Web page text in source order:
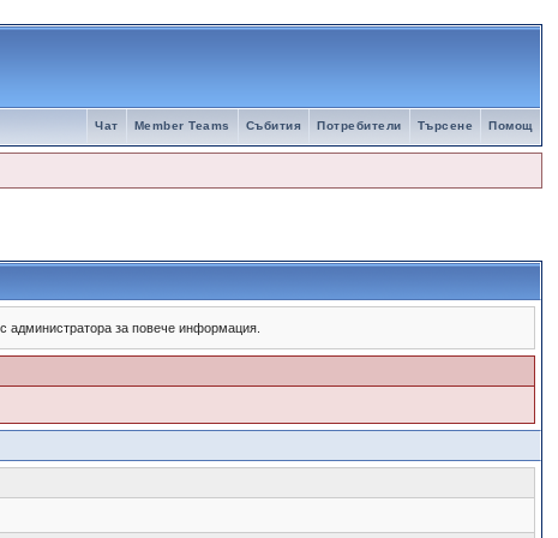
Помощ
Търсене
Потребители
Събития
Member Teams
Чат
администратора за повече информация.